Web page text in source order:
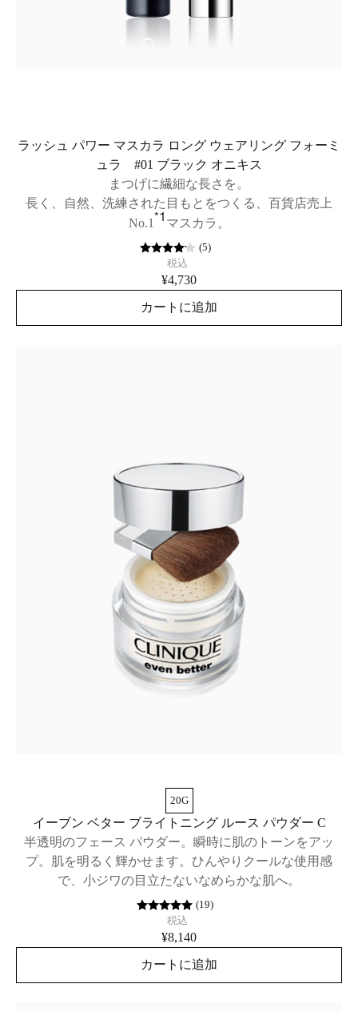
ラッシュ パワー マスカラ ロング ウェアリング フォーミ
ュラ #01 ブラック オニキス
まつげに繊細な長さを。
長く、自然、洗練された目もとをつくる、百貨店売上
No.1*1 マスカラ。
(5)
税込
¥4,730
カートに追加
20G
イーブン ベター ブライトニング ルース パウダー C
半透明のフェース パウダー。瞬時に肌のトーンをアッ
プ。肌を明るく輝かせます。ひんやりクールな使用感
で、小ジワの目立たないなめらかな肌へ。
(19)
税込
¥8,140
カートに追加